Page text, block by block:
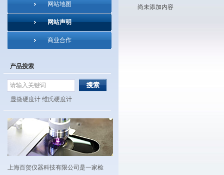
网站地图
网站声明
商业合作
产品搜索
显微硬度计 维氏硬度计
上海百贺仪器科技有限公司是一家检
尚未添加内容